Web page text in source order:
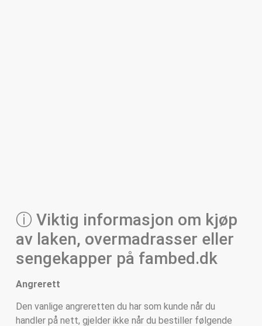
ⓘ Viktig informasjon om kjøp
av laken, overmadrasser eller
sengekapper på fambed.dk
Angrerett
Den vanlige angreretten du har som kunde når du
handler på nett, gjelder ikke når du bestiller følgende